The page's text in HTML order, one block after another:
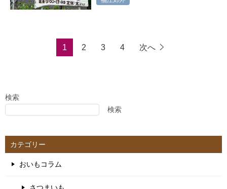
1 2 3 4 次へ
検索
検索
カテゴリー
おいもコラム